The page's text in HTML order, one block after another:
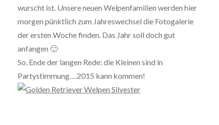
wurscht ist. Unsere neuen Welpenfamilien werden hier
morgen pünktlich zum Jahreswechsel die Fotogalerie
der ersten Woche finden. Das Jahr soll doch gut
anfangen 🙂
So, Ende der langen Rede: die Kleinen sind in
Partystimmung….2015 kann kommen!